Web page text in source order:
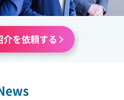
介を依頼する